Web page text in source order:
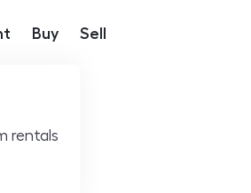
nabídka
rentals
Buy Sell